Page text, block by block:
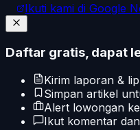
Ikuti kami di Google
Daftar gratis, dapat
Kirim laporan &
Simpan artikel
Alert lowongan
Ikut komentar